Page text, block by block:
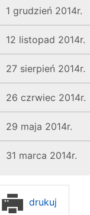
1 grudzień 2014r.
12 listopad 2014r.
27 sierpień 2014r.
26 czrwiec 2014r.
29 maja 2014r.
31 marca 2014r.
drukuj